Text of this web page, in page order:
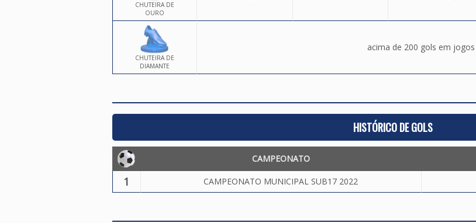
CHUTEIRA DE
OURO
CHUTEIRA DE
DIAMANTE
acima de 200 gols em
HISTÓRICO DE GOLS
CAMPEONATO
1 CAMPEONATO MUNICIPAL SUB17 2022